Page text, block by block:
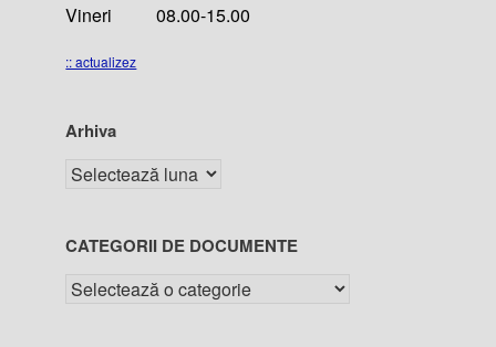
Vineri 08.00-15.00
:: actualizez
Arhiva
CATEGORII DE DOCUMENTE